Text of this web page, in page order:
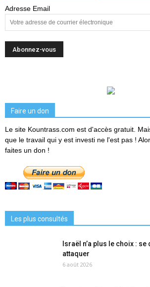
Adresse Email
Faire un don
Le site Kountrass.com est d'accès gratuit.
que le travail qui y est investi ne l'est pas !
faites un don !
Les plus consultés
Israël n’a plus le choix : se
attaquer
6 août 2026